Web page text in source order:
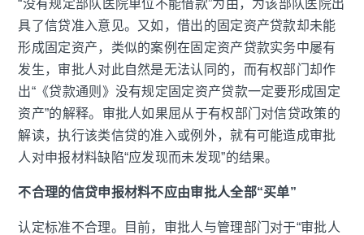
“没有规定部队医院单位不能借款”为由，为该部队医院出
具了信贷准入意见。又如，借出的固定资产贷款却未能
形成固定资产，类似的案例在固定资产贷款实务中屡有
发生，审批人对此自然是无法认同的，而有权部门却作
出“《贷款通则》没有规定固定资产贷款一定要形成固定
资产”的解释。审批人如果屈从于有权部门对信贷政策的
解读，执行该类信贷的准入或例外，就有可能造成审批
人对申报材料缺陷“应发现而未发现”的结果。
不合理的信贷申报材料不应由审批人全部“买单”
认定标准不合理。目前，审批人与管理部门对于“审批人